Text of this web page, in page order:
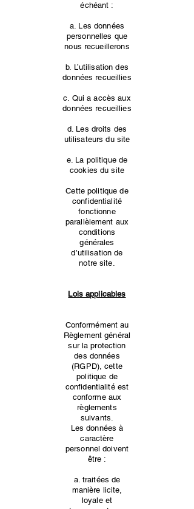
échéant :
a. Les données
personnelles que
nous recueillerons
b. L’utilisation des
données recueillies
c. Qui a accès aux
données recueillies
d. Les droits des
utilisateurs du site
e. La politique de
cookies du site
Cette politique de
confidentialité
fonctionne
parallèlement aux
conditions
générales
d’utilisation de
notre site.
Lois applicables
Conformément au
Règlement général
sur la protection
des données
(RGPD), cette
politique de
confidentialité est
conforme aux
règlements
suivants.
Les données à
caractère
personnel doivent
être :
a. traitées de
manière licite,
loyale et